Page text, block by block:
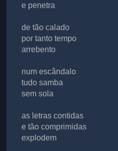
e penetra
de tão calado
por tanto tempo
arrebento
num escândalo
tudo samba
sem sola
as letras contidas
e tão comprimidas
explodem